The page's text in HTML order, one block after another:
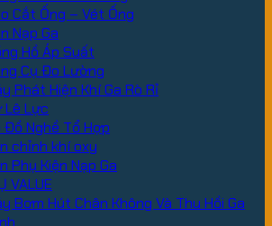
Cắt Ống – Vét Ống
Nạp Ga
Hồ Áp Suất
Cụ Đo Lường
Phát Hiện Khí Ga Rò Rỉ
Lê Lực
Đồ Nghề Tổ Hợp
chỉnh khí oxy
Phụ Kiện Nạp Ga
VALUE
Bơm Hút Chân Không Và Thu Hồi Ga